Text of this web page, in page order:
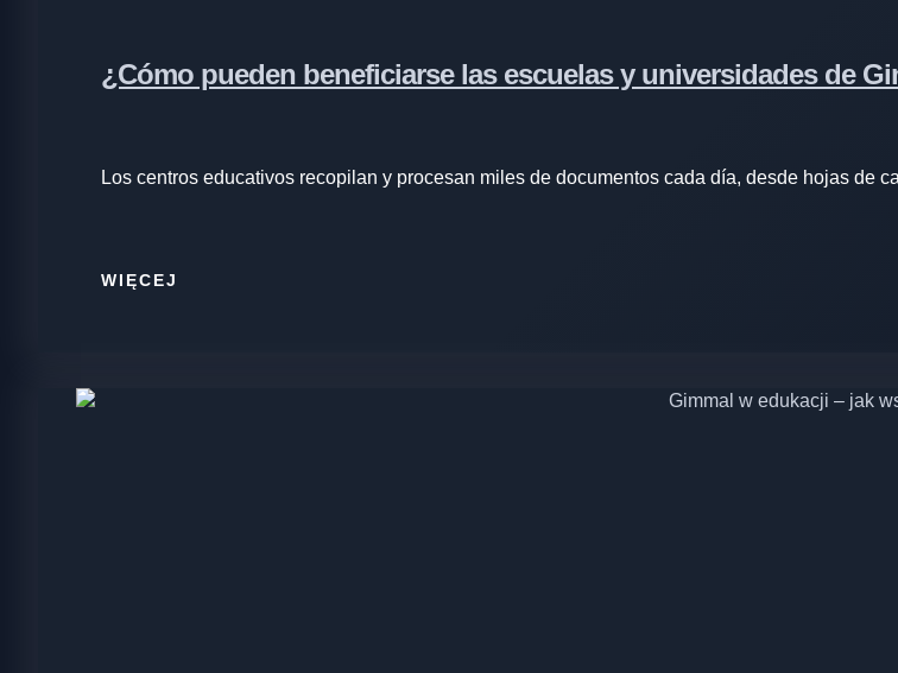
¿Cómo pueden beneficiarse las escuelas y universidades de
Los centros educativos recopilan y procesan miles de documentos cada día, desde hojas de
WIĘCEJ